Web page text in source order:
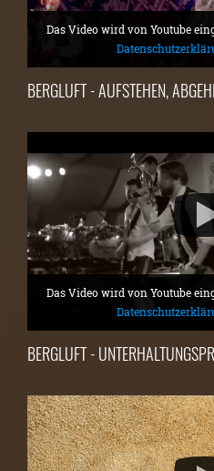
Das Video wird von Youtube
BERGLUFT - AUFSTEHEN,
Das Video wird von Youtube
BERGLUFT -